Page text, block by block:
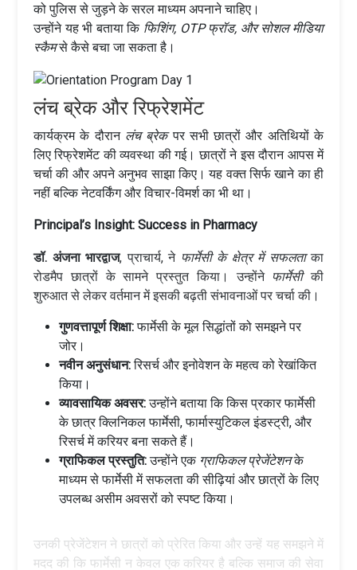
को पुलिस से जुड़ने के सरल माध्यम अपनाने चाहिए।
उन्होंने यह भी बताया कि फिशिंग, OTP फ्रॉड, और सोशल मीडिया
स्कैमसे कैसे बचा जा सकता है।
लंच ब्रेक और रिफ्रेशमेंट
कार्यक्रम के दौरान लंच ब्रेकपर सभी छात्रों और अतिथियों के
लिए रिफ्रेशमेंट की व्यवस्था की गई। छात्रों ने इस दौरान आपस में
चर्चा की और अपने अनुभव साझा किए। यह वक्त सिर्फ खाने का ही
नहीं बल्कि नेटवर्किंग और विचार-विमर्श का भी था।
Principal’s Insight: Success in Pharmacy
डॉ. अंजना भारद्वाज, प्राचार्य, ने फार्मेसी के क्षेत्र में सफलताका
रोडमैप छात्रों के सामने प्रस्तुत किया। उन्होंने फार्मेसीकी
शुरुआत से लेकर वर्तमान में इसकी बढ़ती संभावनाओं पर चर्चा की।
गुणवत्तापूर्ण शिक्षा:फार्मेसी के मूल सिद्धांतों को समझने पर
जोर।
नवीन अनुसंधान:रिसर्च और इनोवेशन के महत्व को रेखांकित
किया।
व्यावसायिक अवसर:उन्होंने बताया कि किस प्रकार फार्मेसी
के छात्र क्लिनिकल फार्मेसी, फार्मास्युटिकल इंडस्ट्री, और
रिसर्च में करियर बना सकते हैं।
ग्राफिकल प्रस्तुति:उन्होंने एक ग्राफिकल प्रेजेंटेशनके
माध्यम से फार्मेसी में सफलता की सीढ़ियां और छात्रों के लिए
उपलब्ध असीम अवसरों को स्पष्ट किया।
मदद की कि फार्मेसी न केवल एक करियर है बल्कि समाज की सेवा